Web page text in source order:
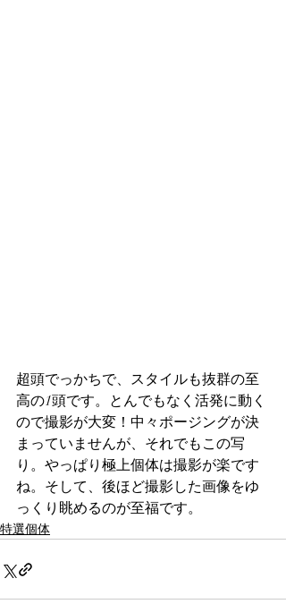
超頭でっかちで、スタイルも抜群の至
高の1頭です。とんでもなく活発に動く
ので撮影が大変！中々ポージングが決
まっていませんが、それでもこの写
り。やっぱり極上個体は撮影が楽です
ね。そして、後ほど撮影した画像をゆ
っくり眺めるのが至福です。
特選個体